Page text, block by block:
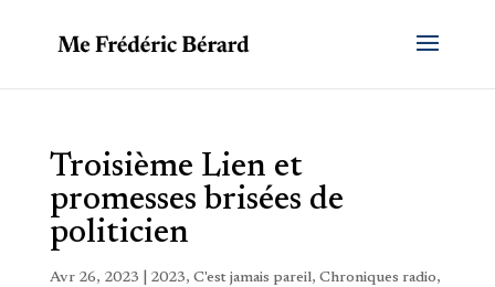
Troisième Lien et
promesses brisées de
politicien
Avr 26, 2023 2023, C'est jamais pareil, Chroniques radio,